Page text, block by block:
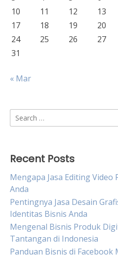
10
11 12 13
17
18 19 20
24
25 26 27
31
« Mar
Search
for:
Recent Posts
Mengapa Jasa Editing
Anda
Pentingnya Jasa Desain
Identitas Bisnis Anda
Mengenal Bisnis Produk
Tantangan di Indonesia
Panduan Bisnis di Facebook